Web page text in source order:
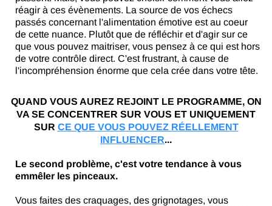
réagir à ces évènements. La source de vos échecs
passés concernant l'alimentation émotive est au coeur
de cette nuance. Plutôt que de réfléchir et d'agir sur ce
que vous pouvez maitriser, vous pensez à ce qui est hors
de votre contrôle direct. C'est frustrant, à cause de
l'incompréhension énorme que cela crée dans votre tête.
QUAND VOUS AUREZ REJOINT LE PROGRAMME, ON
VA SE CONCENTRER SUR VOUS ET UNIQUEMENT
SUR CE QUE VOUS POUVEZ RÉELLEMENT
INFLUENCER...
Le second problème, c'est votre tendance à vous
emmêler les pinceaux.
Vous faites des craquages, des grignotages, vous